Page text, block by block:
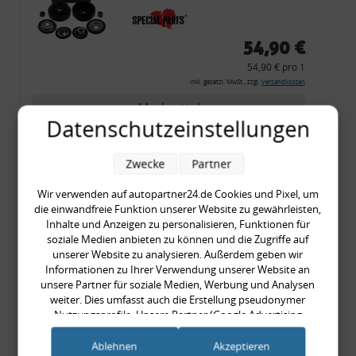
54,90 €
54,90 € pro 1
inkl. gesetzl. MwSt., zzgl. Versandkosten
Merkzettel
Zum Artikel
Rückleuchtenband mit
Blinker, rot, US-Ecken,
Audi 80 Cabrio, Typ 89,
OE-Nr.: 8G0945225 +
8G0945225C
999,99 €
999,99 € pro 1
Datenschutzeinstellungen
Wir verwenden auf autopartner24.de Cookies und Pixel, um
die einwandfreie Funktion unserer Website zu gewährleisten,
Inhalte und Anzeigen zu personalisieren, Funktionen für
soziale Medien anbieten zu können und die Zugriffe auf
unserer Website zu analysieren. Außerdem geben wir
Informationen zu Ihrer Verwendung unserer Website an
unsere Partner für soziale Medien, Werbung und Analysen
weiter. Dies umfasst auch die Erstellung pseudonymer
Nutzungsprofile. Unsere Partner (Google Advertising
Products) führen diese Informationen möglicherweise mit
weiteren Daten zusammen, die Sie ihnen bereitgestellt haben
Zwecke Partner
Ablehnen Akzeptieren